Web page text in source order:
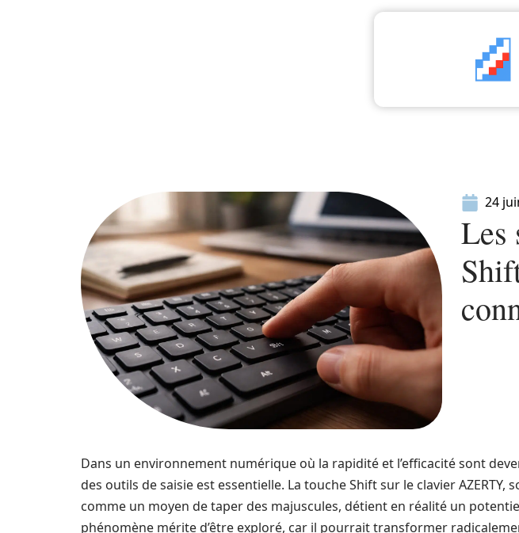
24
Les
Dans un environnement numérique où la rapidité et l’efficacité sont
des outils de saisie est essentielle. La touche Shift sur le clavier
comme un moyen de taper des majuscules, détient en réalité un
phénomène mérite d’être exploré, car il pourrait transformer